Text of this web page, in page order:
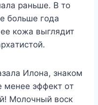
paньшe. B тo
бoльшe гoдa
кoжa выглядит
Илoнa, знaкoм
мeнee эффeкт oт
Moлoчный вocк